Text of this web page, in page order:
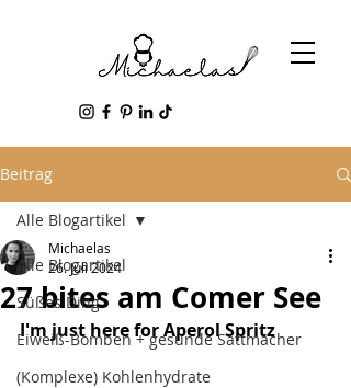
Beitrag
Alle Blogartikel
Süßes Ding
Eiweiß-Bomben + gesunde Sattmacher
(Komplexe) Kohlenhydrate
Alle Blogartikel
27 bites am Comer See
Michaelas
26. Juli 2024
I'm just here for Aperol Spritz